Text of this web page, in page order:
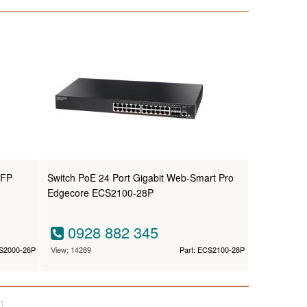
26P
Switch PoE 24 Port Gigabit Web-Smart Pro
Edgecore ECS2100-28P
0928 882 345
View: 14289 Part: ECS2100-28P